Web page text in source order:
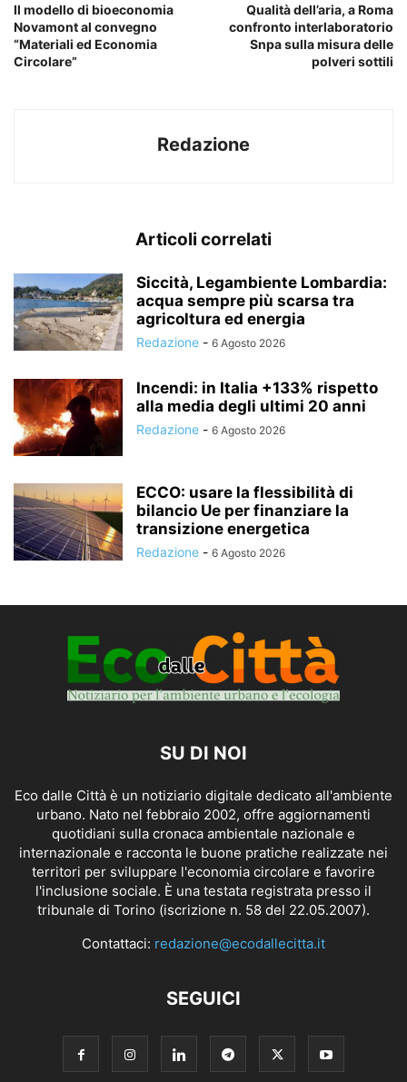
Il modello di bioeconomia
Novamont al convegno
“Materiali ed Economia
Circolare”
Qualità dell’aria, a Roma
confronto interlaboratorio
Snpa sulla misura delle
polveri sottili
Redazione
Articoli correlati
Siccità, Legambiente Lombardia:
acqua sempre più scarsa tra
agricoltura ed energia
Redazione - 6 Agosto 2026
Incendi: in Italia +133% rispetto
alla media degli ultimi 20 anni
Redazione - 6 Agosto 2026
ECCO: usare la flessibilità di
bilancio Ue per finanziare la
transizione energetica
Redazione - 6 Agosto 2026
SU DI NOI
Eco dalle Città è un notiziario digitale dedicato all'ambiente
urbano. Nato nel febbraio 2002, offre aggiornamenti
quotidiani sulla cronaca ambientale nazionale e
internazionale e racconta le buone pratiche realizzate nei
territori per sviluppare l'economia circolare e favorire
l'inclusione sociale. È una testata registrata presso il
tribunale di Torino (iscrizione n. 58 del 22.05.2007).
Contattaci: redazione@ecodallecitta.it
SEGUICI